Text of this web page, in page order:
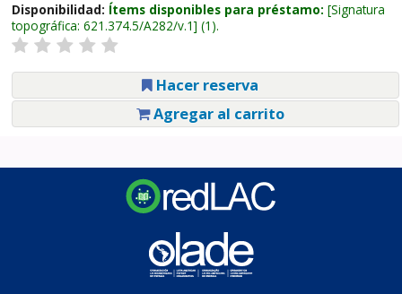
Disponibilidad: Ítems disponibles para préstamo: Signatura
topográfica: 621.374.5/A282/v.1 (1).
Hacer reserva
Agregar al carrito